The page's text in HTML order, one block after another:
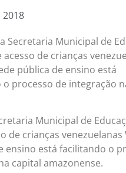
Secretaria Municipal de
acesso de crianças
pública de ensino está
processo de integração
Municipal de
de crianças venezuelanas
ensino está facilitando o
capital amazonense.